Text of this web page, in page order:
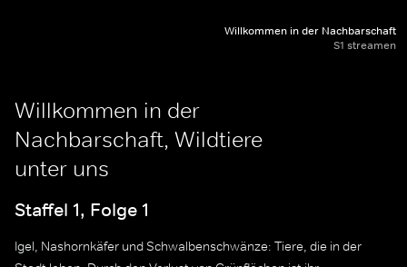
Willkommen in der Nachbarschaft
S1 streamen
Willkommen in der
Nachbarschaft, Wildtiere
unter uns
Staffel 1, Folge 1
Igel, Nashornkäfer und Schwalbenschwänze: Tiere, die in der